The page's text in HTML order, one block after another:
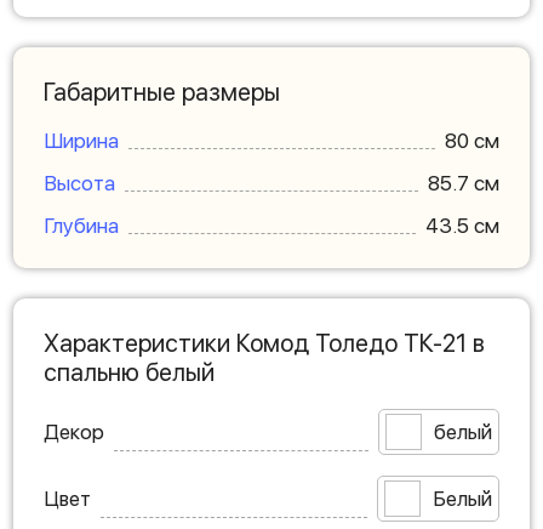
Габаритные размеры
Ширина
80 см
Высота
85.7 см
Глубина
43.5 см
Характеристики Комод Толедо ТК-21 в
спальню белый
Декор белый
Цвет Белый